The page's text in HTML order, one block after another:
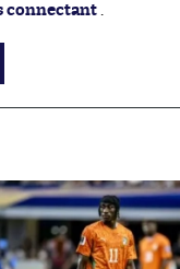
connectant